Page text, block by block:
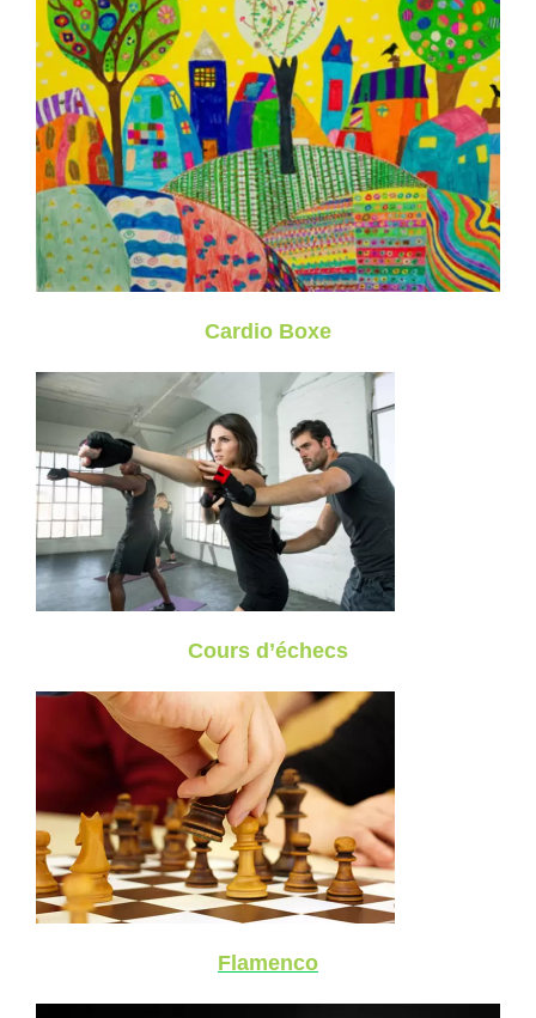
Cardio Boxe
Cours d’échecs
Flamenco